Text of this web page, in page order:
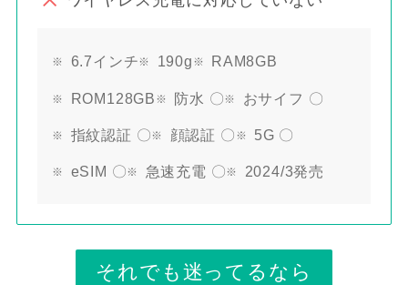
6.7インチ 190g RAM8GB
ROM128GB 防水 〇 おサイフ 〇
指紋認証 〇 顔認証 〇 5G 〇
eSIM 〇 急速充電 〇 2024/3発売
それでも迷ってるなら